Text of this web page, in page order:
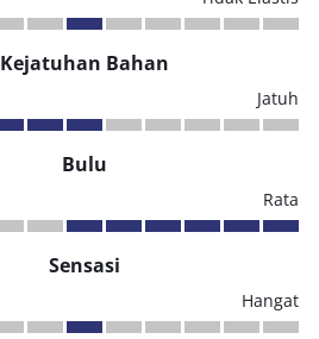
Kejatuhan Bahan
Jatuh
Bulu
Rata
Sensasi
Hangat